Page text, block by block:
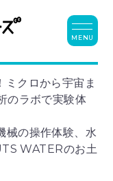
ミクロから宇宙ま
のラボで実験体
械の操作体験、水
WATERのお土
MENU